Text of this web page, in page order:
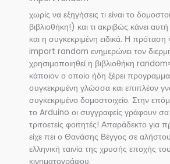
χωρίς να εξηγήσεις τι είναι το
βιβλιοθήκη!) και τι ακριβώς κάνει
και η συγκεκριμένη ειδικά. Η πρόταση
import random ενημερώνει τον
χρησιμοποιηθεί η βιβλιοθήκη random»
κάποιον ο οποίο ήδη ξέρει
συγκεκριμένη γλώσσα και επιπλέον
συγκεκριμένο δομοστοιχείο. Στην
το Arduino οι συγγραφείς γράφουν σα
τριτοετείς φοιτητές! Απαράδεκτο για
είχε πει ο Θανάσης Βέγγος σε
ελληνική ταινία της χρυσής εποχής
κινηματογράφου.